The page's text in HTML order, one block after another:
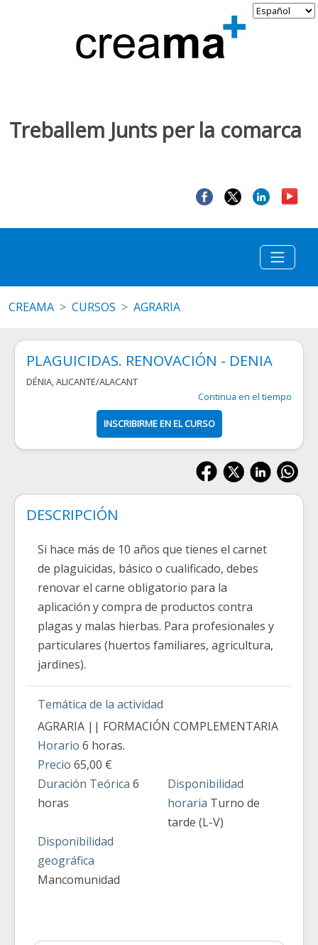
Treballem Junts per la comarca
CREAMA CURSOS AGRARIA
PLAGUICIDAS. RENOVACIÓN - DENIA
DÉNIA,ALICANTE/ALACANT
Continua en el tiempo
INSCRIBIRME EN EL CURSO
DESCRIPCIÓN
Si hace más de 10 años que tienes el carnet
de plaguicidas, básico o cualificado, debes
renovar el carne obligatorio para la
aplicación y compra de productos contra
plagas y malas hierbas. Para profesionales y
particulares (huertos familiares, agricultura,
jardines).
Temática de la actividad
AGRARIA || FORMACIÓN COMPLEMENTARIA
Horario 6 horas.
Precio 65,00 €
Duración Teórica 6
horas
Disponibilidad
horaria Turno de
tarde (L-V)
Disponibilidad
geográfica
Mancomunidad